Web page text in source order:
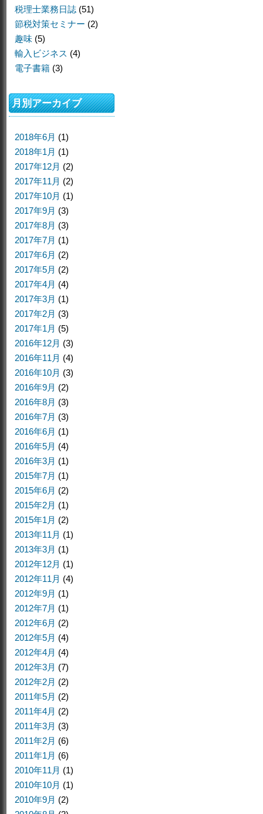
税理士業務日誌 (51)
節税対策セミナー (2)
趣味 (5)
輸入ビジネス (4)
電子書籍 (3)
月別アーカイブ
2018年6月 (1)
2018年1月 (1)
2017年12月 (2)
2017年11月 (2)
2017年10月 (1)
2017年9月 (3)
2017年8月 (3)
2017年7月 (1)
2017年6月 (2)
2017年5月 (2)
2017年4月 (4)
2017年3月 (1)
2017年2月 (3)
2017年1月 (5)
2016年12月 (3)
2016年11月 (4)
2016年10月 (3)
2016年9月 (2)
2016年8月 (3)
2016年7月 (3)
2016年6月 (1)
2016年5月 (4)
2016年3月 (1)
2015年7月 (1)
2015年6月 (2)
2015年2月 (1)
2015年1月 (2)
2013年11月 (1)
2013年3月 (1)
2012年12月 (1)
2012年11月 (4)
2012年9月 (1)
2012年7月 (1)
2012年6月 (2)
2012年5月 (4)
2012年4月 (4)
2012年3月 (7)
2012年2月 (2)
2011年5月 (2)
2011年4月 (2)
2011年3月 (3)
2011年2月 (6)
2011年1月 (6)
2010年11月 (1)
2010年10月 (1)
2010年9月 (2)